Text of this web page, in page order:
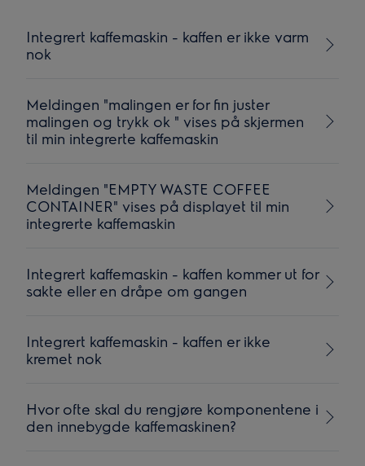
Integrert kaffemaskin - kaffen er ikke varm
nok
Meldingen "malingen er for fin juster
malingen og trykk ok " vises på skjermen
til min integrerte kaffemaskin
Meldingen "EMPTY WASTE COFFEE
CONTAINER" vises på displayet til min
integrerte kaffemaskin
Integrert kaffemaskin - kaffen kommer ut for
sakte eller en dråpe om gangen
Integrert kaffemaskin - kaffen er ikke
kremet nok
Hvor ofte skal du rengjøre komponentene i
den innebygde kaffemaskinen?